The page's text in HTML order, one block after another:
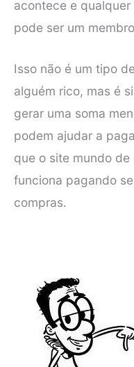
acontece e
pode ser um
Isso não é um tipo
alguém rico, mas é
gerar uma soma
podem ajudar a
que o site mundo
funciona pagando
compras.